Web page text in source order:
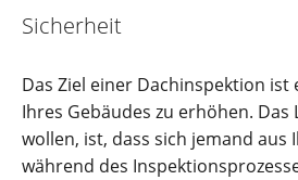
Sicherheit
Das Ziel einer Dachinspektion ist
Ihres Gebäudes zu erhöhen. Das
wollen, ist, dass sich jemand aus
während des